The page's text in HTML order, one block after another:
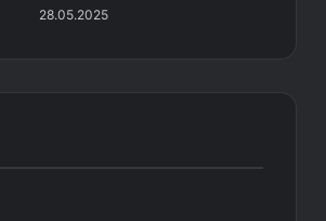
28.05.2025